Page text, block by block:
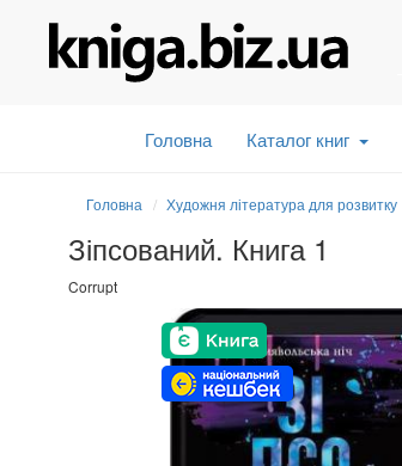
Головна Каталог книг
Головна Художня література для розвитку
Зіпсований. Книга 1
Corrupt